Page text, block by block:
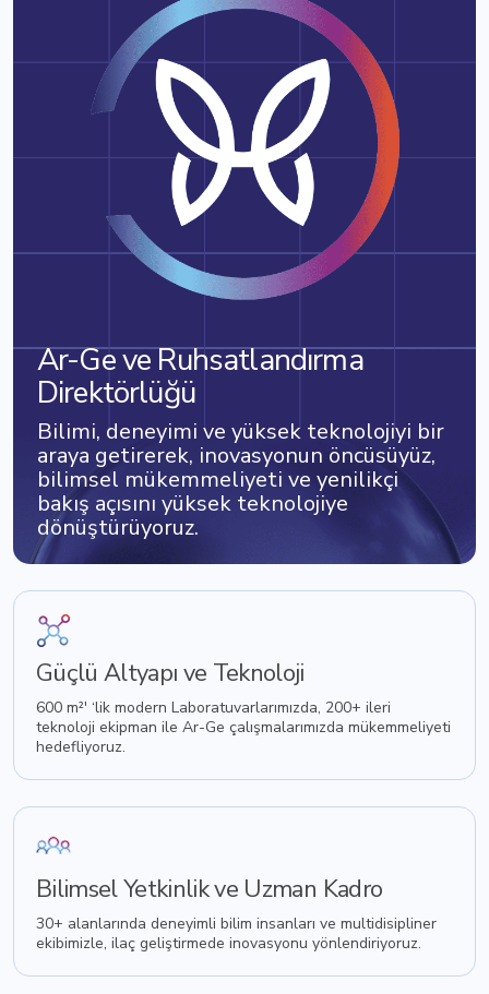
Ar-Ge ve Ruhsatlandırma
Direktörlüğü
Bilimi, deneyimi ve yüksek teknolojiyi bir
araya getirerek, inovasyonun öncüsüyüz,
bilimsel mükemmeliyeti ve yenilikçi
bakış açısını yüksek teknolojiye
dönüştürüyoruz.
Güçlü Altyapı ve Teknoloji
600 m²' ‘lik modern Laboratuvarlarımızda, 200+ ileri
teknoloji ekipman ile Ar-Ge çalışmalarımızda mükemmeliyeti
hedefliyoruz.
Bilimsel Yetkinlik ve Uzman Kadro
30+ alanlarında deneyimli bilim insanları ve multidisipliner
ekibimizle, ilaç geliştirmede inovasyonu yönlendiriyoruz.